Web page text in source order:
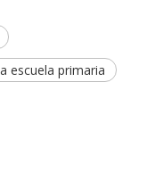
escuela primaria